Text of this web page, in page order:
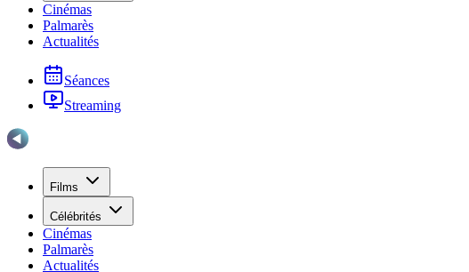
Cinémas
Palmarès
Actualités
Séances
Streaming
Films
Célébrités
Cinémas
Palmarès
Actualités